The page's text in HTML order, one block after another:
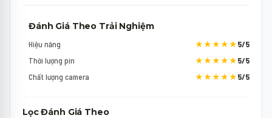
Đánh Giá Theo Trải Nghiệm
Hiệu năng ★★★★★5/5
Thời lượng pin
★★★★★5/5
Chất lượng camera
★★★★★5/5
Lọc Đánh Giá Theo